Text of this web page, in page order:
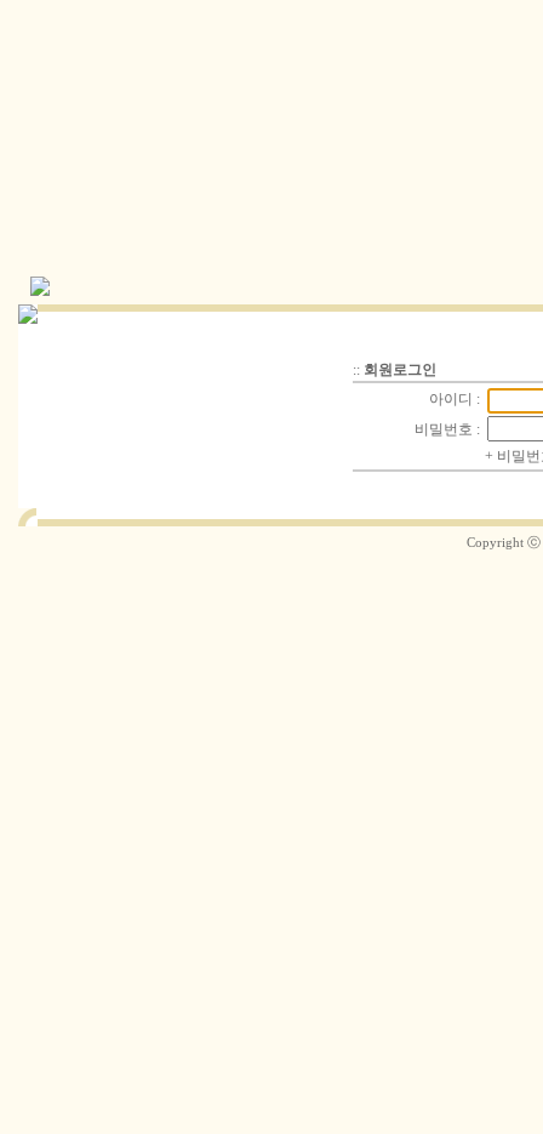
:: 회원로그인
아이디 :
비밀번호 :
+ 비밀
Copyright ⓒ